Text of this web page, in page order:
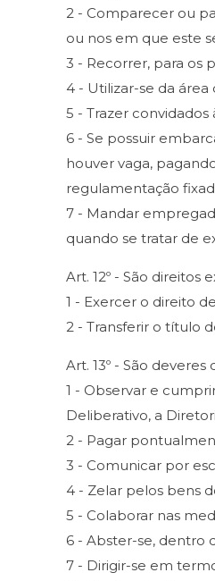
2 - Comparecer ou
ou nos em que este
3 - Recorrer, para os
4 - Utilizar-se da
5 - Trazer
6 - Se possuir
houver vaga,
regulamentação
7 - Mandar
quando se tratar de
Art. 12º - São direitos
1 - Exercer o direito
2 - Transferir o título
Art. 13º - São
1 - Observar e
Deliberativo, a
2 - Pagar
3 - Comunicar por
4 - Zelar pelos bens
5 - Colaborar nas
6 - Abster-se, dentro
7 - Dirigir-se em